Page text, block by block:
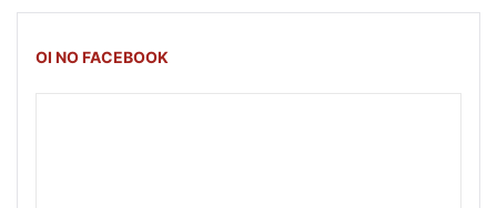
OI NO FACEBOOK